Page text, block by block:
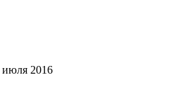
июля 2016